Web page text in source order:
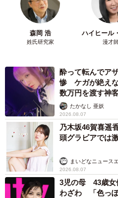
昭和の頃には、新しい防波堤
たままコンクリートを流し込
画が持ちあがったことがある
「地元の人たちから『そのま
上がり、残すことになったみた
コンクリート製という珍しい
また貴重な戦争遺産として、朽
て、防波堤としての余生を全
◇ ◇
【安浦町まちづくり協議会】
http://www.yasuura-
森岡 浩
姓氏研究家
ハイヒール
漫才
酔って転んでア
惨 ケガが絶え
数万円を渡す神
たかなし 亜妖
2026.08.07
乃木坂46賀喜
頭グラビアでは
まいどなニュース
2026.08.07
3児の母 43歳女
わざわ 「色っぽ